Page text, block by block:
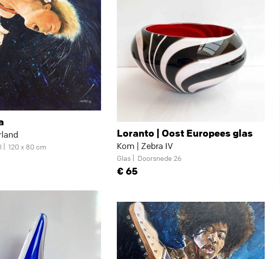
120 x 80 cm
Loranto | Oost Europees glas
Kom | Zebra IV
Glas Doorsnede 26
65